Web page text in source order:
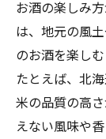
お酒の楽しみ
は、地元の風
のお酒を楽し
たとえば、北
米の品質の高
えない風味や